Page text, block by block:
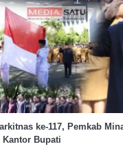
ke-117, Pemkab
Kantor Bupati